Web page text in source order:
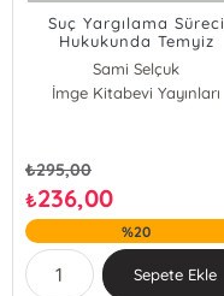
Suç Yargılama Süreci
Hukukunda Temyiz
Denetimi ve Sınırları
Sami Selçuk
İmge Kitabevi Yayınları
₺295,00
₺236,00
%20
Sepete Ekle